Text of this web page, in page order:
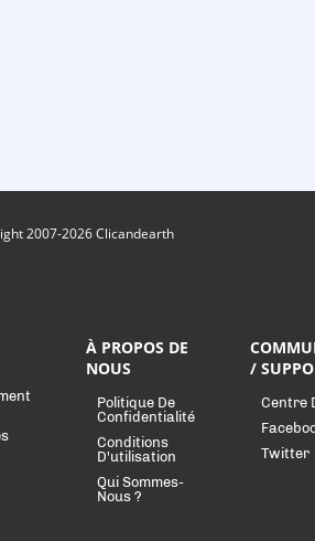
2007-2026 Clicandearth
À PROPOS DE
NOUS
Politique De
Confidentialité
Conditions
D'utilisation
Qui Sommes-
Nous ?
/
Centre
Twitter